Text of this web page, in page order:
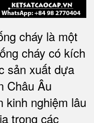
cháy là một
cháy có kích
sản xuất dựa
Châu Âu
kinh nghiệm lâu
trong các